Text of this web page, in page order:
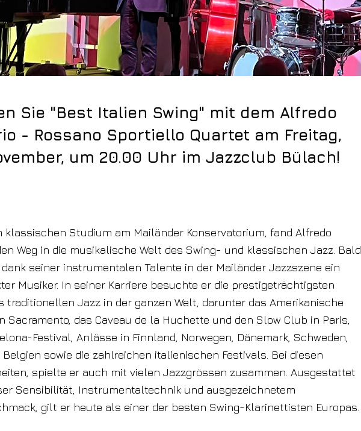
Sie "Best Italien Swing" mit dem Alfredo
- Rossano Sportiello Quartet am Freitag,
um 20.00 Uhr im Jazzclub Bülach!
klassischen Studium am Mailänder Konservatorium, fand Alfredo
Weg in die musikalische Welt des Swing- und klassischen Jazz. Bald
seiner instrumentalen Talente in der Mailänder Jazzszene ein
Musiker. In seiner Karriere besuchte er die prestigeträchtigsten
traditionellen Jazz in der ganzen Welt, darunter das Amerikanische
Sacramento, das Caveau de la Huchette und den Slow Club in Paris,
Festival, Anlässe in Finnland, Norwegen, Dänemark, Schweden,
Belgien sowie die zahlreichen italienischen Festivals. Bei diesen
spielte er auch mit vielen Jazzgrössen zusammen. Ausgestattet
Sensibilität, Instrumentaltechnik und ausgezeichnetem
gilt er heute als einer der besten Swing-Klarinettisten Europas.